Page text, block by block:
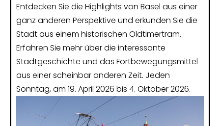
Entdecken Sie die Highlights von Basel aus einer
ganz anderen Perspektive und erkunden Sie die
Stadt aus einem historischen Oldtimertram.
Erfahren Sie mehr über die interessante
Stadtgeschichte und das Fortbewegungsmittel
aus einer scheinbar anderen Zeit. Jeden
Sonntag, am 19. April 2026 bis 4. Oktober 2026.